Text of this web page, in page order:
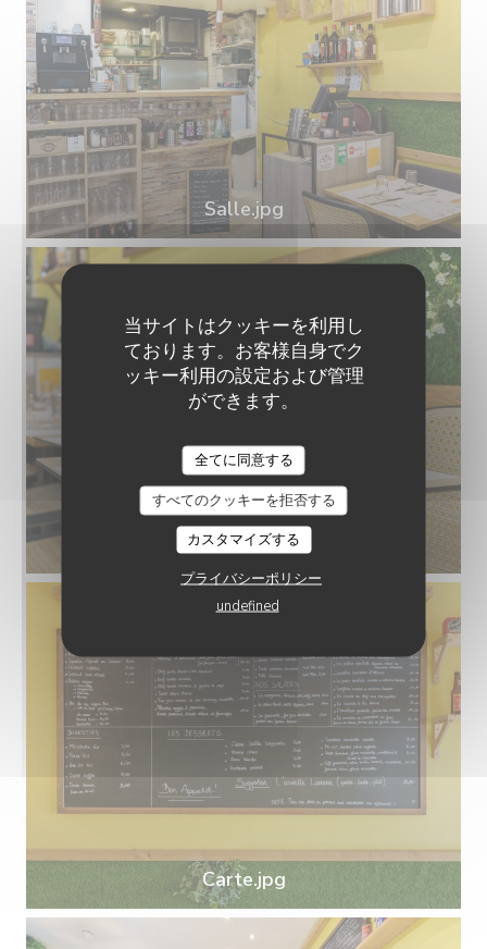
当サイトはクッキーを利用し
ております。お客様自身でク
ッキー利用の設定および管理
ができます。
全てに同意する
すべてのクッキーを拒否する
カスタマイズする
プライバシーポリシー
undefined
Salle.jpg
Salle_.jpg
Carte.jpg
LE POTAGER LORRAIN